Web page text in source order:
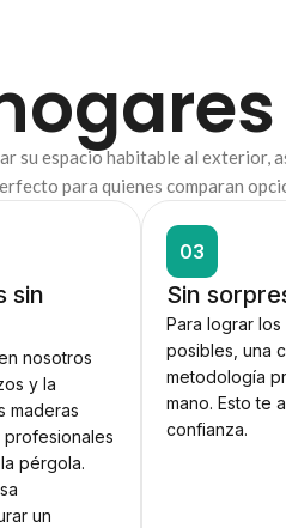
espacio habitable al exterior,
para quienes comparan
sin
nosotros
y la
maderas
profesionales
pérgola.
un
03
Sin
Para lograr
posibles, una
metodología
mano. Esto te
confianza.